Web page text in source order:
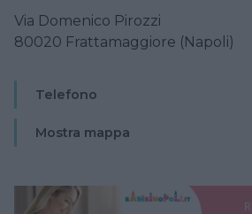
Via Domenico Pirozzi
80020 Frattamaggiore (Napoli)
Telefono
Mostra mappa